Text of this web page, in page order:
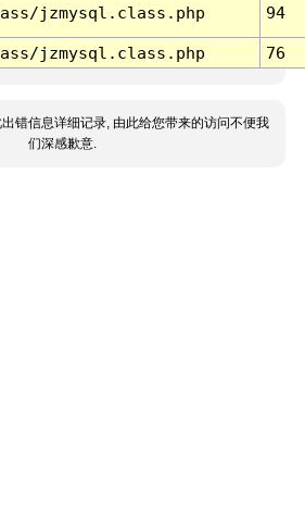
jzmysql.class.php 94
jzmysql.class.php 76
错信息详细记录, 由此给您带来的访问不便我
们深感歉意.